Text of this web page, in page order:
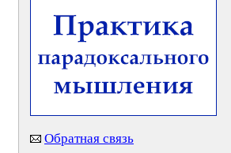
Обратная связь